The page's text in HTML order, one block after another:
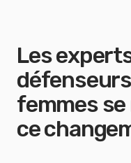
Les
femmes
ce